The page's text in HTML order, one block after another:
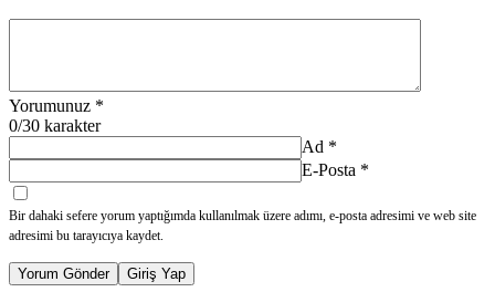
Yorumunuz *
0/30 karakter
Ad *
E-Posta *
Bir dahaki sefere yorum yaptığımda kullanılmak üzere adımı, e-posta adresimi ve web site
adresimi bu tarayıcıya kaydet.
Yorum Gönder Giriş Yap